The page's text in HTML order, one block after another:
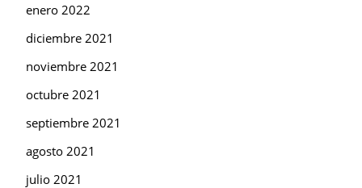
enero 2022
diciembre 2021
noviembre 2021
octubre 2021
septiembre 2021
agosto 2021
julio 2021